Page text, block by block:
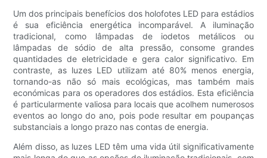
Um dos principais benefícios dos holofotes LED para estádios
é sua eficiência energética incomparável. A iluminação
tradicional, como lâmpadas de iodetos metálicos ou
lâmpadas de sódio de alta pressão, consome grandes
quantidades de eletricidade e gera calor significativo. Em
contraste, as luzes LED utilizam até 80% menos energia,
tornando-as não só mais ecológicas, mas também mais
económicas para os operadores dos estádios. Esta eficiência
é particularmente valiosa para locais que acolhem numerosos
eventos ao longo do ano, pois pode resultar em poupanças
substanciais a longo prazo nas contas de energia.
Além disso, as luzes LED têm uma vida útil significativamente